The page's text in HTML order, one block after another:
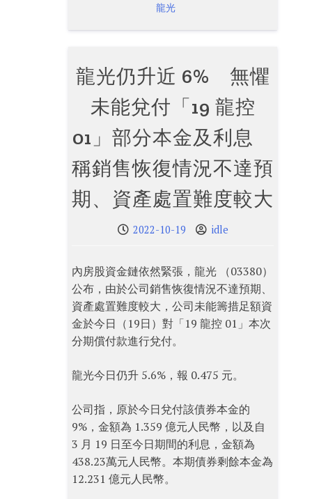
龍光
龍光仍升近 6% 無懼
未能兌付「19 龍控
01」部分本金及利息
稱銷售恢復情況不達預
期、資產處置難度較大
2022-10-19 idle
內房股資金鏈依然緊張，龍光 （03380）
公布，由於公司銷售恢復情況不達預期、
資產處置難度較大，公司未能籌措足額資
金於今日（19日）對「19 龍控 01」本次
分期償付款進行兌付。
龍光今日仍升 5.6%，報 0.475 元。
公司指，原於今日兌付該債券本金的
9%，金額為 1.359 億元人民幣，以及自
3 月 19 日至今日期間的利息，金額為
438.23萬元人民幣。本期債券剩餘本金為
12.231 億元人民幣。